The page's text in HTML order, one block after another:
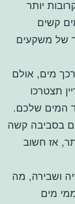
יותר
קשים
של משקעים
מים, אולם
תצטרכו
המים שלכם.
בסביבה קשה
אז חשוב
ושבירה, מה
מים